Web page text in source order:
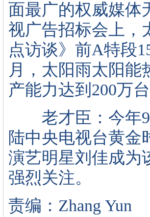
面最广的权威媒体
视广告招标会上，
点访谈》前A特段
月，太阳雨太阳能
产能力达到200万
老才臣：今年9
陆中央电视台黄
演艺明星刘佳成为
强烈关注。
责编：Zhang Yun